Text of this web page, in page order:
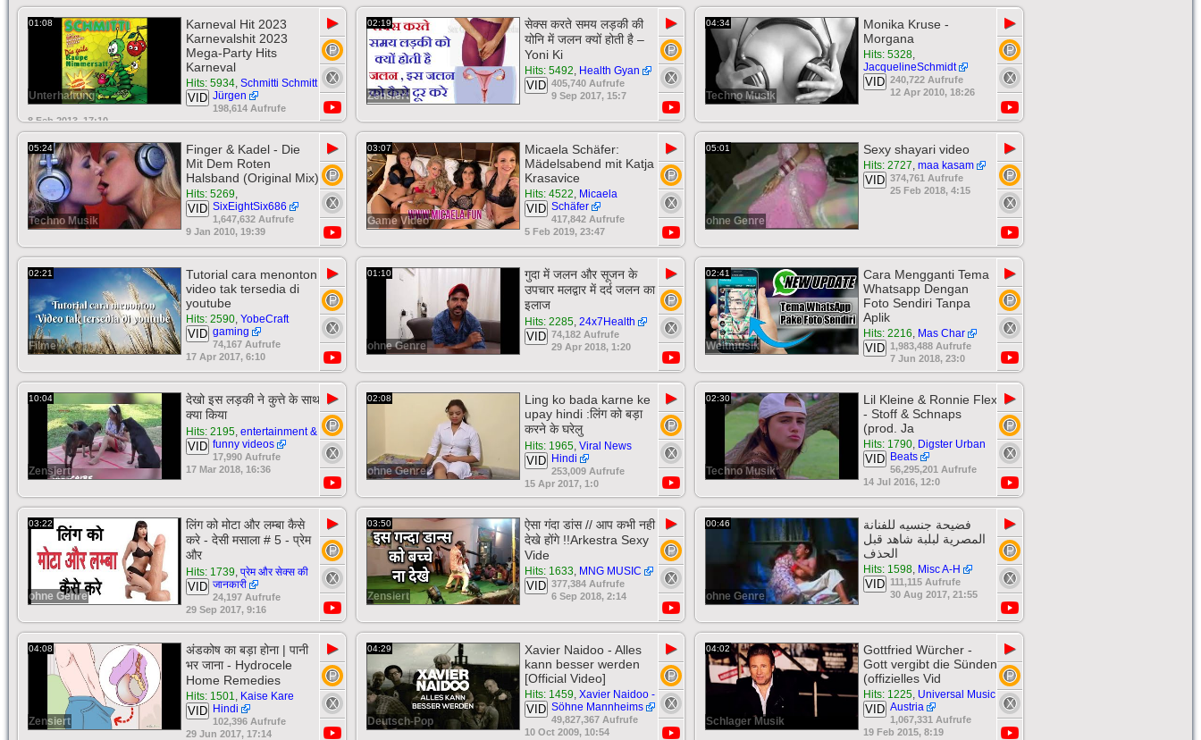
01:08
Unterhaltung
Karneval Hit 2023
Karnevalshit 2023
Mega-Party Hits
Karneval
Hits: 5934, Schmitti Schmitt
Jürgen
VID
198,614 Aufrufe
8 Feb 2013, 17:10
▶ 02:19
Zensiert
सेक्स करते समय लड़की की
योनि में जलन क्यों होती है –
Yoni Ki
Hits: 5492, Health Gyan
VID 405,740 Aufrufe
9 Sep 2017, 15:7
▶ 04:34
Techno Musik
Monika Kruse -
Morgana
Hits: 5328,
JacquelineSchmidt
VID 240,722 Aufrufe
12 Apr 2010, 18:26
▶
05:24
Techno Musik
Finger & Kadel - Die
Mit Dem Roten
Halsband (Original Mix)
Hits: 5269,
SixEightSix686
VID
1,647,632 Aufrufe
9 Jan 2010, 19:39
▶ 03:07
Game Video
Micaela Schäfer:
Mädelsabend mit Katja
Krasavice
Hits: 4522, Micaela
Schäfer
VID
417,842 Aufrufe
5 Feb 2019, 23:47
▶ 05:01
ohne Genre
Sexy shayari video
Hits: 2727, maa kasam
VID 374,761 Aufrufe
25 Feb 2018, 4:15
▶
02:21
Filme
Tutorial cara menonton
video tak tersedia di
youtube
Hits: 2590, YobeCraft
gaming
VID
74,167 Aufrufe
17 Apr 2017, 6:10
▶ 01:10
ohne Genre
गुदा में जलन और सूजन के
उपचार मलद्वार में दर्द जलन का
इलाज
Hits: 2285, 24x7Health
VID 74,182 Aufrufe
29 Apr 2018, 1:20
▶ 02:41
Weltmusik
Cara Mengganti Tema
Whatsapp Dengan
Foto Sendiri Tanpa
Aplik
Hits: 2216, Mas Char
VID 1,983,488 Aufrufe
7 Jun 2018, 23:0
▶
10:04
Zensiert
देखो इस लड़की ने कुत्ते के साथ
क्या किया
Hits: 2195, entertainment &
funny videos
VID
17,990 Aufrufe
17 Mar 2018, 16:36
▶ 02:08
ohne Genre
Ling ko bada karne ke
upay hindi :लिंग को बड़ा
करने के घरेलु
Hits: 1965, Viral News
Hindi
VID
253,009 Aufrufe
15 Apr 2017, 1:0
▶ 02:30
Techno Musik
Lil Kleine & Ronnie Flex
- Stoff & Schnaps
(prod. Ja
Hits: 1790, Digster Urban
Beats
VID
56,295,201 Aufrufe
14 Jul 2016, 12:0
▶
03:22
ohne Genre
लिंग को मोटा और लम्बा कैसे
करे - देसी मसाला # 5 - प्रेम
और
Hits: 1739, प्रेम और सेक्स की
जानकारी
VID
24,197 Aufrufe
29 Sep 2017, 9:16
▶ 03:50
Zensiert
ऐसा गंदा डांस // आप कभी नही
देखे होंगे !!Arkestra Sexy
Vide
Hits: 1633, MNG MUSIC
VID 377,384 Aufrufe
6 Sep 2018, 2:14
▶ 00:46
ohne Genre
فضيحة جنسيه للفنانة
المصرية لبلبة شاهد قبل
الحذف
Hits: 1598, Misc A-H
VID 111,115 Aufrufe
30 Aug 2017, 21:55
▶
04:08
Zensiert
अंडकोष का बड़ा होना | पानी
भर जाना - Hydrocele
Home Remedies
Hits: 1501, Kaise Kare
Hindi
VID
102,396 Aufrufe
29 Jun 2017, 17:14
▶ 04:29
Deutsch-Pop
Xavier Naidoo - Alles
kann besser werden
[Official Video]
Hits: 1459, Xavier Naidoo -
Söhne Mannheims
VID
49,827,367 Aufrufe
10 Oct 2009, 10:54
▶ 04:02
Schlager Musik
Gottfried Würcher -
Gott vergibt die Sünden
(offizielles Vid
Hits: 1225, Universal Music
Austria
VID
1,067,331 Aufrufe
19 Feb 2015, 8:19
▶